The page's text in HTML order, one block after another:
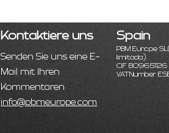
Kontaktiere uns
Senden Sie uns eine E-
Mail mit Ihren
Kommentaren
info@pbmeurope.com
Spain
PBM Europe SL
limitada)
CIF B09651126
VATNumber